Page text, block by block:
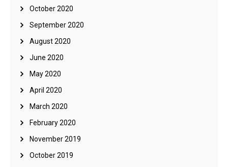
October 2020
September 2020
August 2020
June 2020
May 2020
April 2020
March 2020
February 2020
November 2019
October 2019